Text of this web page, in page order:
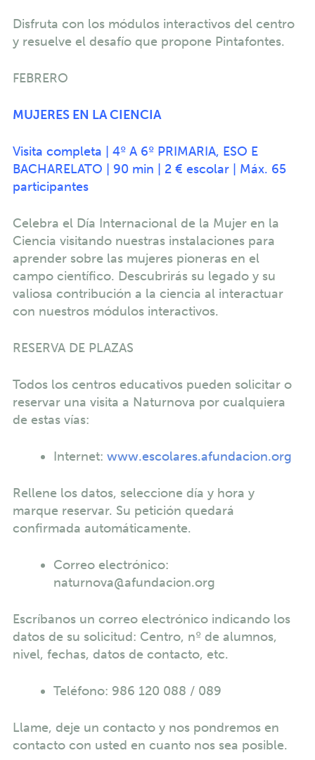
Disfruta con los módulos interactivos del centro
y resuelve el desafío que propone Pintafontes.
FEBRERO
MUJERES EN LA CIENCIA
Visita completa | 4º A 6º PRIMARIA, ESO E
BACHARELATO | 90 min | 2 € escolar | Máx. 65
participantes
Celebra el Día Internacional de la Mujer en la
Ciencia visitando nuestras instalaciones para
aprender sobre las mujeres pioneras en el
campo científico. Descubrirás su legado y su
valiosa contribución a la ciencia al interactuar
con nuestros módulos interactivos.
RESERVA DE PLAZAS
Todos los centros educativos pueden solicitar o
reservar una visita a Naturnova por cualquiera
de estas vías:
Internet: www.escolares.afundacion.org
Rellene los datos, seleccione día y hora y
marque reservar. Su petición quedará
confirmada automáticamente.
Correo electrónico:
naturnova@afundacion.org
Escríbanos un correo electrónico indicando los
datos de su solicitud: Centro, nº de alumnos,
nivel, fechas, datos de contacto, etc.
Teléfono: 986 120 088 / 089
Llame, deje un contacto y nos pondremos en
contacto con usted en cuanto nos sea posible.